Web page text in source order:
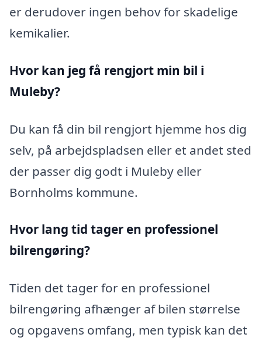
er derudover ingen behov for skadelige
kemikalier.
Hvor kan jeg få rengjort min bil i
Muleby?
Du kan få din bil rengjort hjemme hos dig
selv, på arbejdspladsen eller et andet sted
der passer dig godt i Muleby eller
Bornholms kommune.
Hvor lang tid tager en professionel
bilrengøring?
Tiden det tager for en professionel
bilrengøring afhænger af bilen størrelse
og opgavens omfang, men typisk kan det